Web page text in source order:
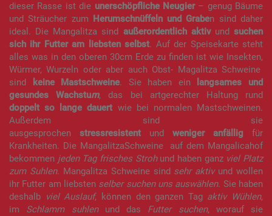
dieser Rasse ist die unerschöpfliche Neugier– genug Bäume
und Sträucher zum
Herumschnüffeln und Graben sind daher
ideal. Die Mangalitza sind außerordentlich aktivundsuchen
sich ihr Futter am liebsten selbst. Auf der Speisekarte steht
alles was in den oberen 30cm Erde zu finden ist wie Insekten,
Würmer, Wurzeln oder aber auch Obst- Magalitza Schweine
sind
keine Mastschweine. Sie haben ein
langsames und
gesundes Wachstum, das bei artgerechter Haltung rund
doppelt so lange dauert wie bei normalen Mastschweinen.
Außerdem sind sie
ausgesprochen stressresistent und weniger anfällig für
Krankheiten. Die MangalitzaSchweine auf dem Mangalicahof
bekommen jeden Tag frisches Strohund haben ganz viel Platz
zum Suhlen. Mangalitza Schweine sind sehr aktivund wollen
ihr Futter am liebsten selber suchen uns auswählen. Sie haben
deshalb viel Auslauf, können den ganzen Tag aktiv Wühlen,
im Schlamm suhlenund das Futter suchen, worauf sie